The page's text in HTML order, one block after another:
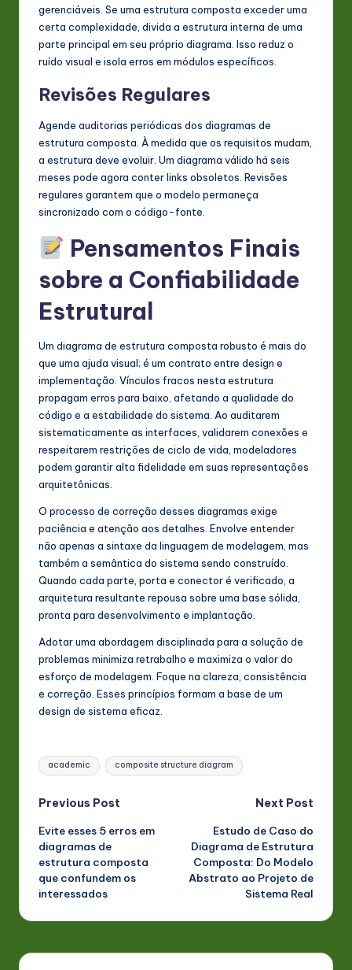
gerenciáveis. Se uma estrutura composta exceder uma
certa complexidade, divida a estrutura interna de uma
parte principal em seu próprio diagrama. Isso reduz o
ruído visual e isola erros em módulos específicos.
Revisões Regulares
Agende auditorias periódicas dos diagramas de
estrutura composta. À medida que os requisitos mudam,
a estrutura deve evoluir. Um diagrama válido há seis
meses pode agora conter links obsoletos. Revisões
regulares garantem que o modelo permaneça
sincronizado com o código-fonte.
Pensamentos Finais
sobre a Confiabilidade
Estrutural
Um diagrama de estrutura composta robusto é mais do
que uma ajuda visual; é um contrato entre design e
implementação. Vínculos fracos nesta estrutura
propagam erros para baixo, afetando a qualidade do
código e a estabilidade do sistema. Ao auditarem
sistematicamente as interfaces, validarem conexões e
respeitarem restrições de ciclo de vida, modeladores
podem garantir alta fidelidade em suas representações
arquitetônicas.
O processo de correção desses diagramas exige
paciência e atenção aos detalhes. Envolve entender
não apenas a sintaxe da linguagem de modelagem, mas
também a semântica do sistema sendo construído.
Quando cada parte, porta e conector é verificado, a
arquitetura resultante repousa sobre uma base sólida,
pronta para desenvolvimento e implantação.
Adotar uma abordagem disciplinada para a solução de
problemas minimiza retrabalho e maximiza o valor do
esforço de modelagem. Foque na clareza, consistência
e correção. Esses princípios formam a base de um
design de sistema eficaz.
Tags:
academic composite structure diagram
Post
navigation
Previous Post
Evite esses 5 erros em
diagramas de
estrutura composta
que confundem os
interessados
Next Post
Estudo de Caso do
Diagrama de Estrutura
Composta: Do Modelo
Abstrato ao Projeto de
Sistema Real